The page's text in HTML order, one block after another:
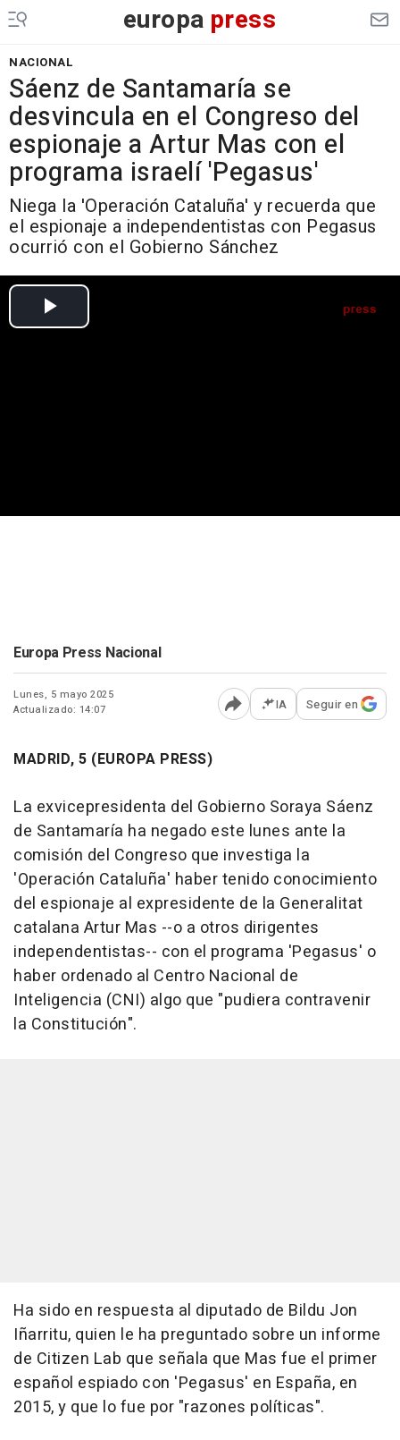
europa press
NACIONAL
Sáenz de Santamaría se
desvincula en el Congreso del
espionaje a Artur Mas con el
programa israelí 'Pegasus'
Niega la 'Operación Cataluña' y recuerda que
el espionaje a independentistas con Pegasus
ocurrió con el Gobierno Sánchez
Europa Press Nacional
Lunes, 5 mayo 2025
Actualizado: 14:07
Abrir opciones para
IA Seguir en
MADRID, 5 (EUROPA PRESS)
La exvicepresidenta del Gobierno Soraya Sáenz
de Santamaría ha negado este lunes ante la
comisión del Congreso que investiga la
'Operación Cataluña' haber tenido conocimiento
del espionaje al expresidente de la Generalitat
catalana Artur Mas --o a otros dirigentes
independentistas-- con el programa 'Pegasus' o
haber ordenado al Centro Nacional de
Inteligencia (CNI) algo que "pudiera contravenir
la Constitución".
Ha sido en respuesta al diputado de Bildu Jon
Iñarritu, quien le ha preguntado sobre un informe
de Citizen Lab que señala que Mas fue el primer
español espiado con 'Pegasus' en España, en
2015, y que lo fue por "razones políticas".